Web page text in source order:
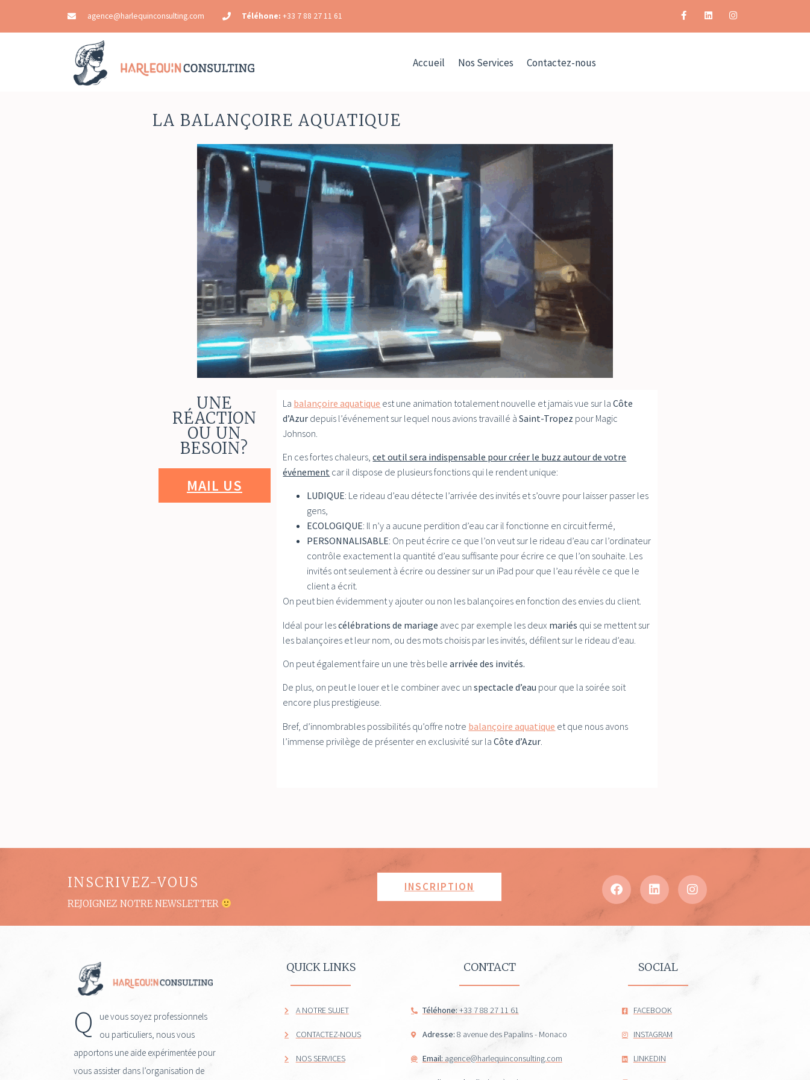
agence@harlequinconsulting.com Téléhone: +33 7 88 27 11 61
Accueil Nos Services Contactez-nous
LA BALANÇOIRE AQUATIQUE
UNE
RÉACTION
OU UN
BESOIN?
MAIL US
La balançoire aquatique est une animation totalement nouvelle et jamais vue sur laCôte
d’Azur depuis l’événement sur lequel nous avions travaillé àSaint-Tropez pour Magic
Johnson.
En ces fortes chaleurs,cet outil sera indispensable pour créer le buzz autour de votre
événement car il dispose de plusieurs fonctions qui le rendent unique:
LUDIQUE: Le rideau d’eau détecte l’arrivée des invités et s’ouvre pour laisser passer les
gens,
ECOLOGIQUE: Il n’y a aucune perdition d’eau car il fonctionne en circuit fermé,
PERSONNALISABLE: On peut écrire ce que l’on veut sur le rideau d’eau car l’ordinateur
contrôle exactement la quantité d’eau suffisante pour écrire ce que l’on souhaite. Les
invités ont seulement à écrire ou dessiner sur un iPad pour que l’eau révèle ce que le
client a écrit.
On peut bien évidemment y ajouter ou non les balançoires en fonction des envies du client.
Idéal pour lescélébrations de mariage avec par exemple les deux mariés qui se mettent sur
les balançoires et leur nom, ou des mots choisis par les invités, défilent sur le rideau d’eau.
On peut également faire un une très bellearrivée des invités.
De plus, on peut le louer et le combiner avec unspectacle d’eau pour que la soirée soit
encore plus prestigieuse.
Bref, d’innombrables possibilités qu’offre notre balançoire aquatique et que nous avons
l’immense privilège de présenter en exclusivité sur laCôte d’Azur
INSCRIVEZ-VOUS
REJOIGNEZ NOTRE NEWSLETTER
INSCRIPTION
Q
ue vous soyez professionnels
ou particuliers, nous vous
apportons une aide expérimentée pour
vous assister dans l’organisation de
QUICK LINKS
A NOTRE SUJET
CONTACTEZ-NOUS
NOS SERVICES
CONTACT
Téléhone: +33 7 88 27 11 61
Adresse: 8 avenue des Papalins - Monaco
Email: agence@harlequinconsulting.com
SOCIAL
FACEBOOK
INSTAGRAM
LINKEDIN